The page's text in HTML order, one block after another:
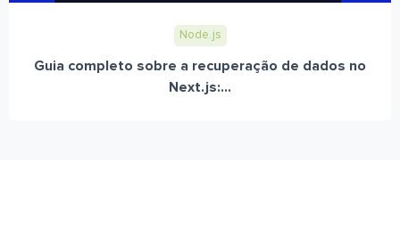
Node.js
Guia completo sobre a recuperação de dados no
Next.js:...